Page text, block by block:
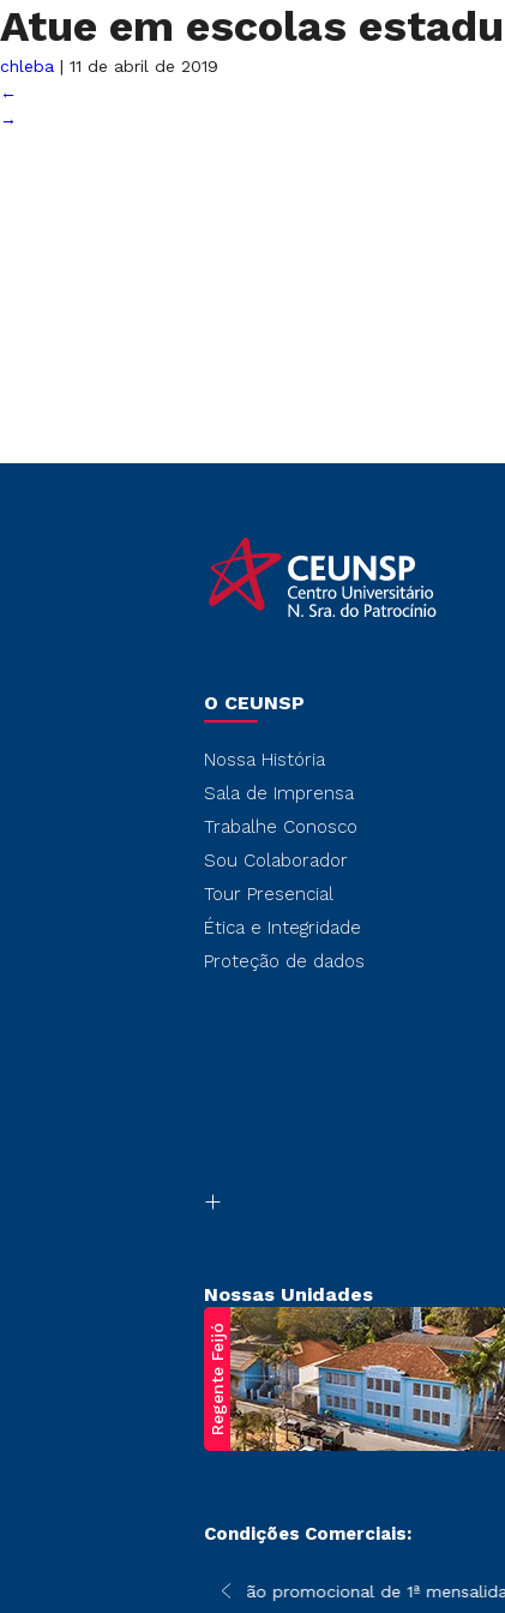
Atue em escolas
chleba | 11 de abril de 2019
←
→
O CEUNSP
Nossa História
Sala de Imprensa
Trabalhe Conosco
Sou Colaborador
Tour Presencial
Ética e Integridade
Proteção de dados
Nossas Unidades
Regente Feijó
Condições Comerciais:
sofrer alterações nos períodos de rematrícula
*A condição promocional de 1ª